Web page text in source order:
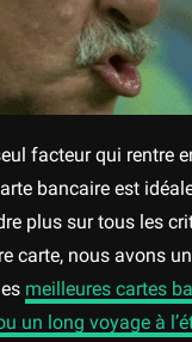
facteur qui rentre
bancaire est
plus sur tous les
carte, nous avons
meilleures cartes
un long voyage à